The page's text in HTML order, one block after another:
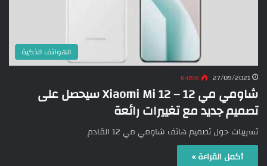
الهواتف الذكية
27/09/2021 6٬096
شاومي مي 12 – Xiaomi Mi 12 سيحصل على
تصميم جديد مع تغييرات رائعة
تسريبات حول تصميم هاتف شاومي مي 12 القادم
أكمل القراءة »